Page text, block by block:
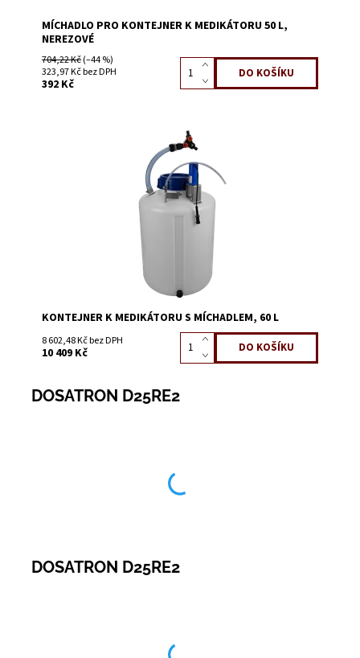
MÍCHADLO PRO KONTEJNER K MEDIKÁTORU 50 L,
NEREZOVÉ
704,22 Kč(–44 %)
323,97 Kč bez DPH
392 Kč
Skladem 1
KONTEJNER K MEDIKÁTORU S MÍCHADLEM, 60 L
8 602,48 Kč bez DPH
10 409 Kč
DOSATRON D25RE2
DOSATRON D25RE2